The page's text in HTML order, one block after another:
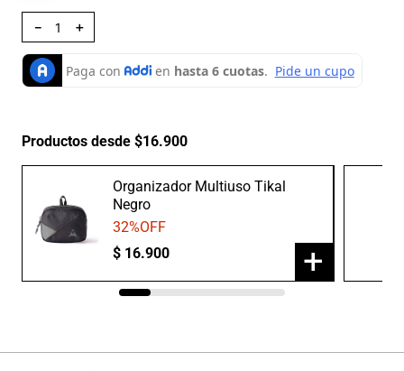
＋
－
Productos desde $16.900
Organizador Multiuso Tikal
Negro
32%OFF
$ 16.900 +